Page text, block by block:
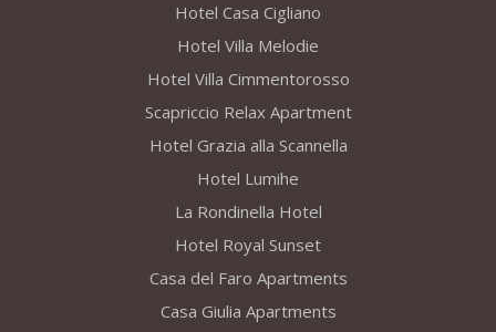
Hotel Casa Cigliano
Hotel Villa Melodie
Hotel Villa Cimmentorosso
Scapriccio Relax Apartment
Hotel Grazia alla Scannella
Hotel Lumihe
La Rondinella Hotel
Hotel Royal Sunset
Casa del Faro Apartments
Casa Giulia Apartments